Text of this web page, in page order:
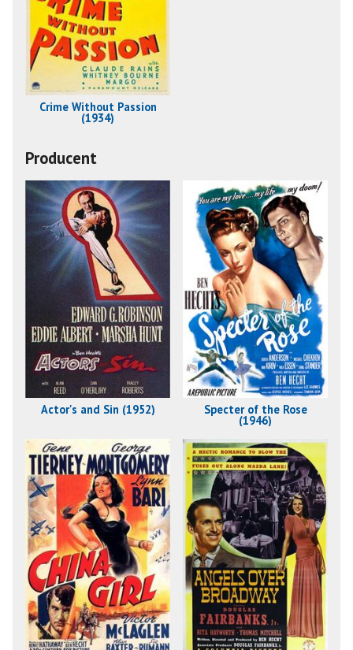
Crime Without Passion
(1934)
Producent
Actor's and Sin (1952) Specter of the Rose
(1946)